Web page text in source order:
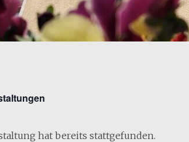
hat bereits stattgefunden.